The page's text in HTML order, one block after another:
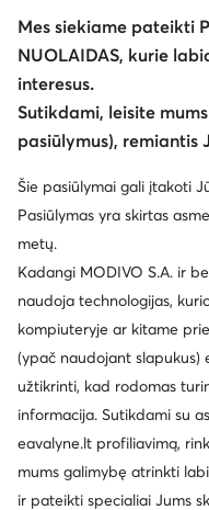
©
Taisyklės
Pakeisti
Mes siekiame pateikti
NUOLAIDAS, kurie
interesus.
Sutikdami, leisite
pasiūlymus), remiantis
Šie pasiūlymai gali įtakoti
Pasiūlymas yra skirtas
metų.
Kadangi MODIVO S.A. ir
naudoja technologijas,
kompiuteryje ar kitame
(ypač naudojant slapukus)
užtikrinti, kad rodomas
informacija. Sutikdami su
eavalyne.lt profiliavimą,
mums galimybę atrinkti
ir pateikti specialiai Jums